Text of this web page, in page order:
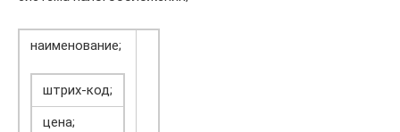
наименование;
штрих-код;
цена;